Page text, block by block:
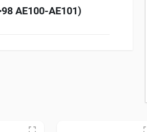
AE100-AE101)